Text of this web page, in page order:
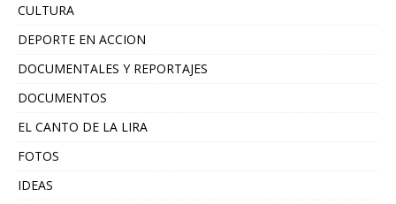
CULTURA
DEPORTE EN ACCION
DOCUMENTALES Y REPORTAJES
DOCUMENTOS
EL CANTO DE LA LIRA
FOTOS
IDEAS